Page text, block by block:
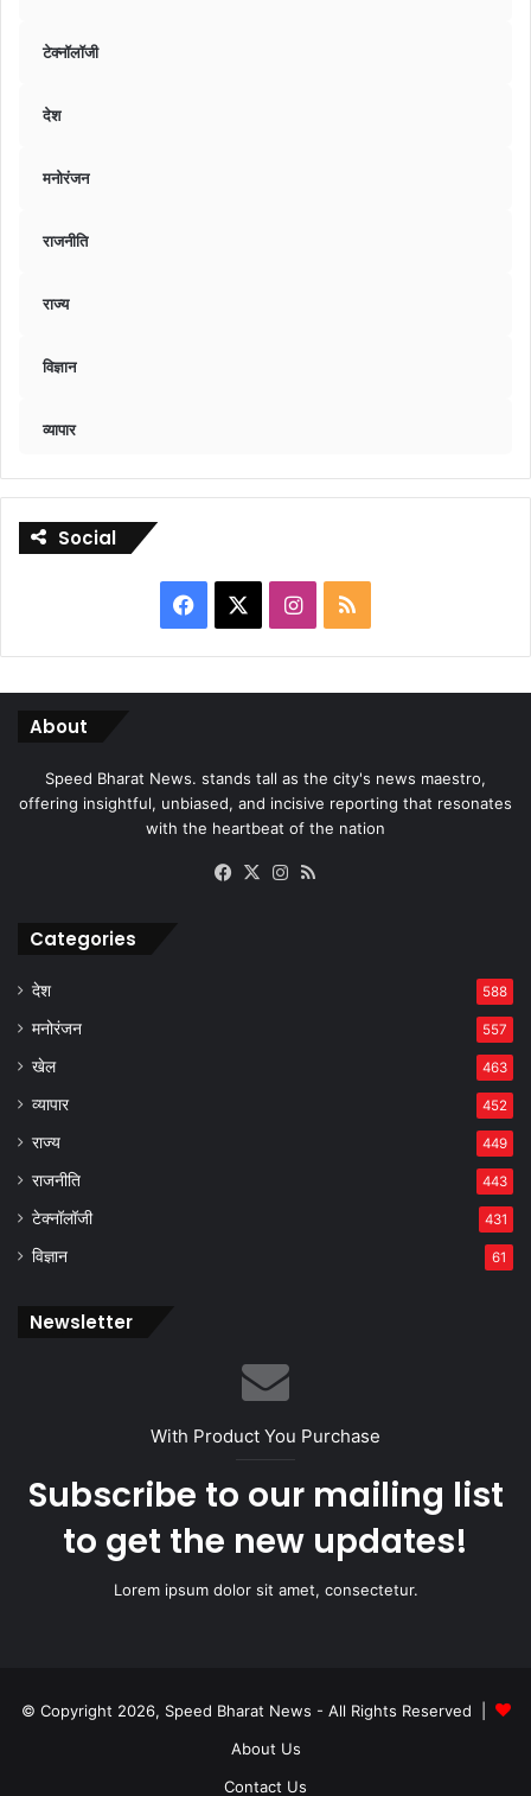
टेक्नॉलॉजी
देश
मनोरंजन
राजनीति
राज्य
विज्ञान
व्यापार
Social
Facebook Instagram
RSS
About
Speed Bharat News. stands tall as the city's news maestro,
offering insightful, unbiased, and incisive reporting that resonates
with the heartbeat of the nation
Facebook
X Instagram
Categories
देश 588
मनोरंजन 557
खेल 463
व्यापार 452
राज्य 449
राजनीति 443
टेक्नॉलॉजी 431
विज्ञान 61
Newsletter
With Product You Purchase
Subscribe to our mailing list
to get the new updates!
Lorem ipsum dolor sit amet, consectetur.
© Copyright 2026, Speed Bharat News - All Rights Reserved |
About Us
Contact Us